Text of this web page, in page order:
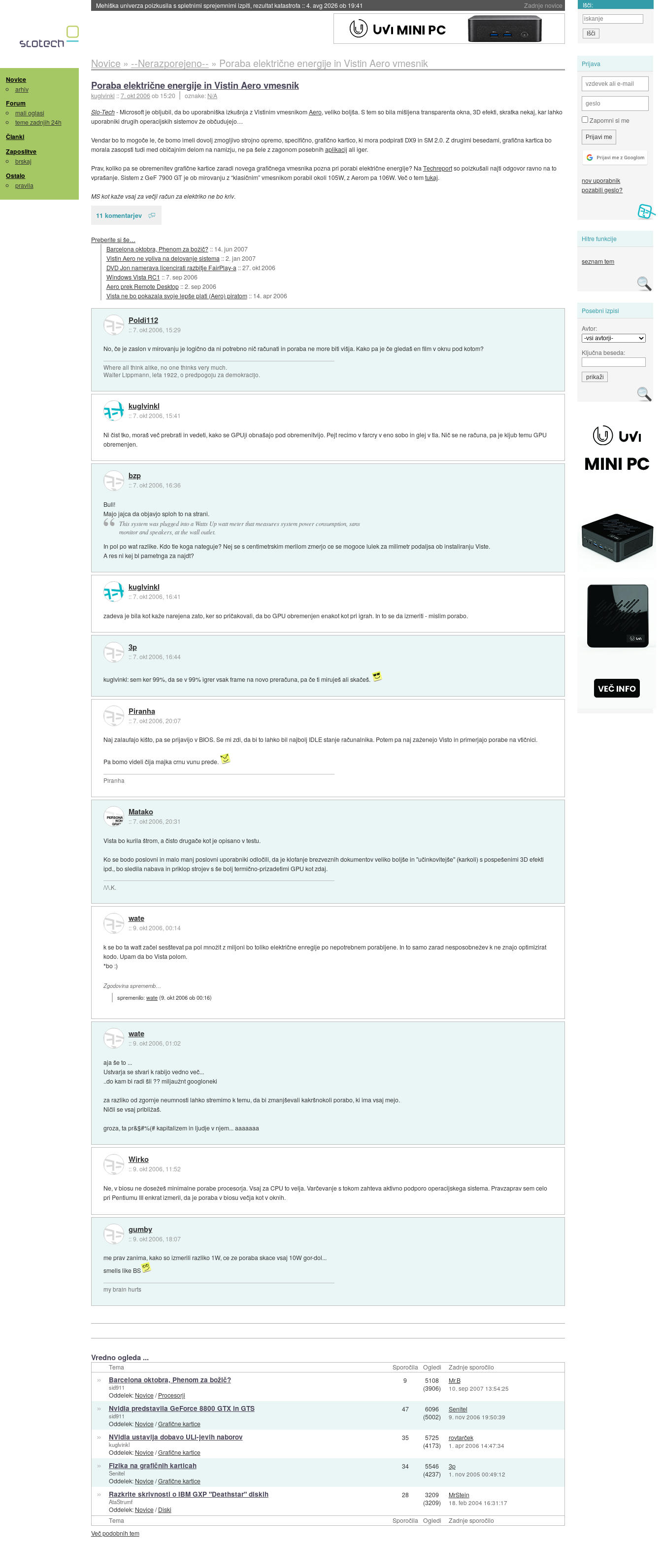
Zadnje novice
Mehiška univerza poizkusila s spletnimi sprejemnimi izpiti, rezultat katastrofa ::4. avg 2026 ob 19:41 Išči:
Novice
arhiv
Forum
mali oglasi
teme zadnjih 24h
Članki
Zaposlitve
brskaj
Ostalo
pravila
Prijava
Zapomni si me
nov uporabnik
pozabili geslo?
Hitre funkcije
seznam tem
Posebni izpisi
Avtor:
Ključna beseda:
Novice » --Nerazporejeno-- » Poraba električne energije in Vistin Aero vmesnik
Poraba električne energije in Vistin Aero vmesnik
kuglvinkl ::7. okt 2006ob 15:20 oznake: N/A
Slo-Tech- Microsoft je obljubil, da bo uporabniška izkušnja z Vistinim vmesnikomAero, veliko boljša. S tem so bila mišljena transparenta okna, 3D efekti, skratka nekaj, kar lahko
uporabniki drugih operacijskih sistemov že občudujejo…
Vendar bo to mogoče le, če bomo imeli dovolj zmogljivo strojno opremo, specifično, grafično kartico, ki mora podpirati DX9 in SM 2.0. Z drugimi besedami, grafična kartica bo
morala zasopsti tudi med običajnim delom na namizju, ne pa šele z zagonom posebnih aplikacij ali iger.
Prav, koliko pa se obremenitev grafične kartice zaradi novega grafičnega vmesnika pozna pri porabi električne energije? Na Techreportso poizkušali najti odgovor ravno na to
vprašanje. Sistem z GeF 7900 GT je ob mirovanju z “klasičnim” vmesnikom porabil okoli 105W, z Aerom pa 106W. Več o temtukaj.
MS kot kaže vsaj za večji račun za elektriko ne bo kriv.
11 komentarjev
Preberite si še…
Barcelona oktobra, Phenom za božič? :: 14. jun 2007
Vistin Aero ne vpliva na delovanje sistema ::2. jan 2007
DVD Jon namerava licencirati razbitje FairPlay-a ::27. okt 2006
Windows Vista RC1 ::7. sep 2006
Aero prek Remote Desktop ::2. sep 2006
Vista ne bo pokazala svoje lepše plati (Aero) piratom :: 14. apr 2006
Poldi112
::7. okt 2006, 15:29
No, če je zaslon v mirovanju je logično da ni potrebno nič računati in poraba ne more biti višja. Kako pa je če gledaš en film v oknu pod kotom?
Where all think alike, no one thinks very much.
Walter Lippmann, leta 1922, o predpogoju za demokracijo.
kuglvinkl
::7. okt 2006, 15:41
Ni čist tko, moraš več prebrati in vedeti, kako se GPUji obnašajo pod obremenitvijo. Pejt recimo v farcry v eno sobo in glej v tla. Nič se ne računa, pa je kljub temu GPU
obremenjen.
bzp
::7. okt 2006, 16:36
Bull!
Majo jajca da objavjo sploh to na strani.
This system was plugged into a Watts Up watt meter that measures system power consumption, sans
monitor and speakers, at the wall outlet.
In pol po wat razlike. Kdo tle koga nateguje? Nej se s centimetrskim merilom zmerjo ce se mogoce lulek za milimetr podaljsa ob instaliranju Viste.
A res ni kej bl pametnga za najdt?
kuglvinkl
::7. okt 2006, 16:41
zadeva je bila kot kaže narejena zato, ker so pričakovali, da bo GPU obremenjen enakot kot pri igrah. In to se da izmeriti - mislim porabo.
3p
::7. okt 2006, 16:44
kuglvinkl: sem ker 99%, da se v 99% igrer vsak frame na novo preračuna, pa če ti miruješ ali skačeš.
Piranha
::7. okt 2006, 20:07
Naj zalaufajo kišto, pa se prijavijo v BIOS. Se mi zdi, da bi to lahko bil najbolj IDLE stanje računalnika. Potem pa naj zaženejo Visto in primerjajo porabe na vtičnici.
Pa bomo videli čija majka crnu vunu prede.
Piranha
Matako
::7. okt 2006, 20:31
Vista bo kurila štrom, a čisto drugače kot je opisano v testu.
Ko se bodo poslovni in malo manj poslovni uporabniki odločili, da je klofanje brezveznih dokumentov veliko boljše in "učinkovitejše" (karkoli) s pospešenimi 3D efekti
ipd., bo sledila nabava in priklop strojev s še bolj termično-prizadetimi GPU kot zdaj.
/\/\.K.
wate
::9. okt 2006, 00:14
k se bo ta watt začel sesštevat pa pol množit z miljoni bo toliko električne enregije po nepotrebnem porabljene. In to samo zarad nesposobnežev k ne znajo optimizirat
kodo. Upam da bo Vista polom.
*bo :)
Zgodovina sprememb…
spremenilo:wate(9. okt 2006 ob 00:16)
wate
::9. okt 2006, 01:02
aja še to ...
Ustvarja se stvari k rabijo vedno več...
..do kam bi radi šli ?? miljaužnt googloneki
za razliko od zgornje neumnosti lahko stremimo k temu, da bi zmanjševali kakršnokoli porabo, ki ima vsaj mejo.
Ničli se vsaj približaš.
groza, ta pr&$#%(# kapitalizem in ljudje v njem... aaaaaaa
Wirko
::9. okt 2006, 11:52
Ne, v biosu ne dosežeš minimalne porabe procesorja. Vsaj za CPU to velja. Varčevanje s tokom zahteva aktivno podporo operacijskega sistema. Pravzaprav sem celo
pri Pentiumu III enkrat izmeril, da je poraba v biosu večja kot v oknih.
gumby
::9. okt 2006, 18:07
me prav zanima, kako so izmerili razliko 1W, ce ze poraba skace vsaj 10W gor-dol...
smells like BS
my brain hurts
Vredno ogleda ...
Tema Sporočila Ogledi Zadnje sporočilo
Tema Sporočila Ogledi Zadnje sporočilo
» Barcelona oktobra, Phenom za božič?
sid911
Oddelek: Novice/Procesorji
9
5108
(3906)
Mr.B
10. sep 2007 13:54:25
» Nvidia predstavila GeForce 8800 GTX in GTS
sid911
Oddelek: Novice/Grafične kartice
47
6096
(5002)
Senitel
9. nov 2006 19:50:39
» NVidia ustavlja dobavo ULi-jevih naborov
kuglvinkl
Oddelek: Novice/Grafične kartice
35
5725
(4173)
rovtarček
1. apr 2006 14:47:34
» Fizika na grafičnih karticah
Senitel
Oddelek: Novice/Grafične kartice
34
5546
(4237)
3p
1. nov 2005 00:49:12
» Razkrite skrivnosti o IBM GXP "Deathstar" diskih
AtaStrumf
Oddelek: Novice/Diski
28
3209
(3209)
MrStein
18. feb 2004 16:31:17
Več podobnih tem